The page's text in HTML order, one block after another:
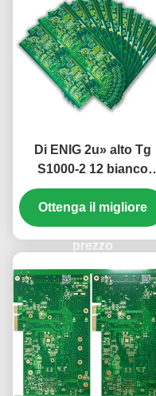
Di ENIG 2u» alto Tg
S1000-2 12 bianco
verde rigido di strato
2.5mm del PWB
Ottenga il migliore
prezzo